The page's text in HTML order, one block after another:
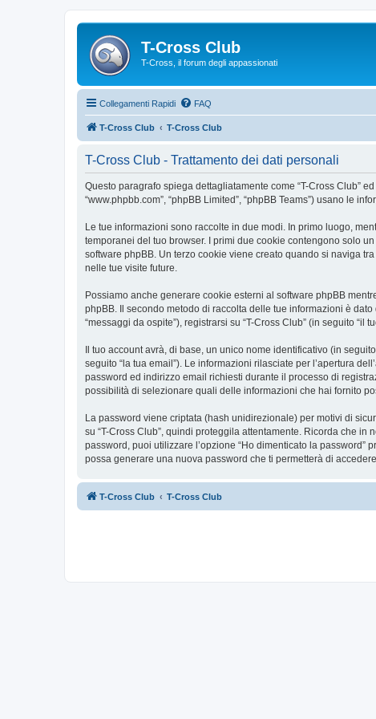
T-Cross Club
T-Cross, il forum degli appassionati
Collegamenti Rapidi FAQ
T-Cross Club T-Cross Club
T-Cross Club - Trattamento dei dati personali
Questo paragrafo spiega dettagliatamente come “T-Cross Club” ed
“www.phpbb.com”, “phpBB Limited”, “phpBB Teams”) usano le
Le tue informazioni sono raccolte in due modi. In primo luogo,
temporanei del tuo browser. I primi due cookie contengono solo
software phpBB. Un terzo cookie viene creato quando si naviga
nelle tue visite future.
Possiamo anche generare cookie esterni al software phpBB
phpBB. Il secondo metodo di raccolta delle tue informazioni è
“messaggi da ospite”), registrarsi su “T-Cross Club” (in seguito “il
Il tuo account avrà, di base, un unico nome identificativo (in
seguito “la tua email”). Le informazioni rilasciate per l’apertura
password ed indirizzo email richiesti durante il processo di
possibilità di selezionare quali delle informazioni che hai fornito
La password viene criptata (hash unidirezionale) per motivi di
su “T-Cross Club”, quindi proteggila attentamente. Ricorda che
password, puoi utilizzare l’opzione “Ho dimenticato la
possa generare una nuova password che ti permetterà di
T-Cross Club T-Cross Club